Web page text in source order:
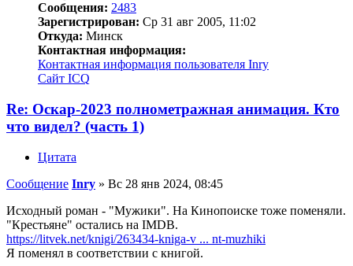
Сообщения: 2483
Зарегистрирован: Ср 31 авг 2005, 11:02
Откуда: Минск
Контактная информация:
Контактная информация пользователя Inry
Сайт ICQ
Re: Оскар-2023 полнометражная анимация. Кто
что видел? (часть 1)
Цитата
Сообщение Inry » Вс 28 янв 2024, 08:45
Исходный роман - "Мужики". На Кинопоиске тоже поменяли.
"Крестьяне" остались на IMDB.
https://litvek.net/knigi/263434-kniga-v ... nt-muzhiki
Я поменял в соответствии с книгой.